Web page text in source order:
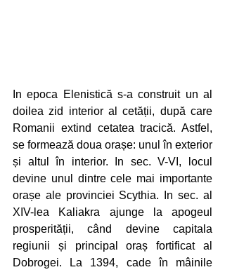
In epoca Elenistică s-a construit un al
doilea zid interior al cetății, după care
Romanii extind cetatea tracică. Astfel,
se formează doua orașe: unul în exterior
și altul în interior. In sec. V-VI, locul
devine unul dintre cele mai importante
orașe ale provinciei Scythia. In sec. al
XIV-lea Kaliakra ajunge la apogeul
prosperității, când devine capitala
regiunii și principal oraș fortificat al
Dobrogei. La 1394, cade în mâinile